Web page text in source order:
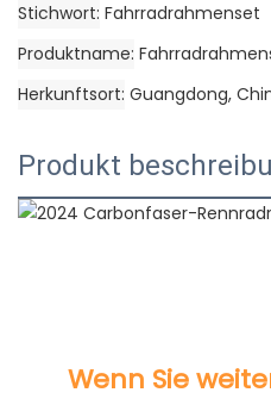
Stichwort Fahrradrahmenset
Produktname
Herkunftsort Guangdong,
Produkt
Wenn Sie